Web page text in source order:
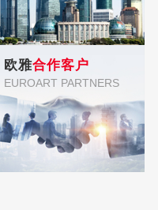
欧雅合作客户
EUROART PARTNERS